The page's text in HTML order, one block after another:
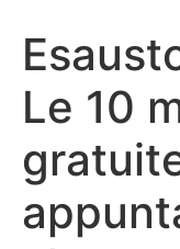
Le 10